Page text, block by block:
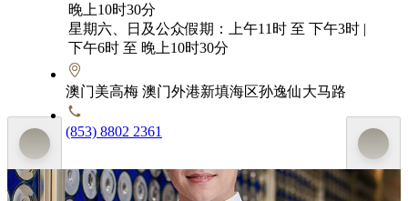
晚上10时30分
星期六、日及公众假期：上午11时 至 下午3时 |
下午6时 至 晚上10时30分
澳门美高梅 澳门外港新填海区孙逸仙大马路
(853) 8802 2361